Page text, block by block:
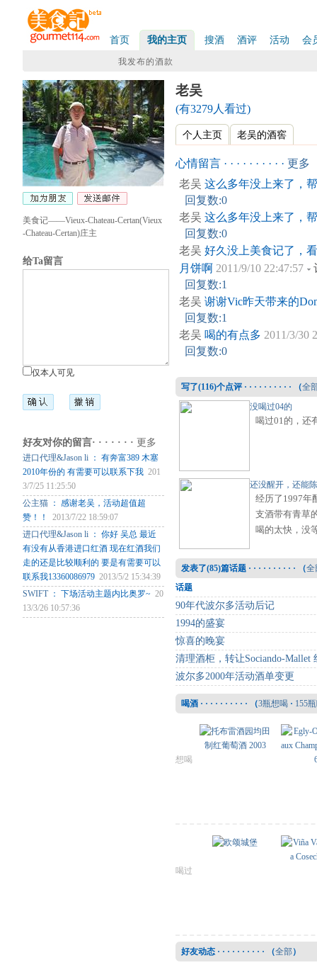
首页 我的主页 搜酒 酒评 活动 会
我发布的酒款
美食记——Vieux-Chateau-Certan(Vieux
-Chateau-Certan)庄主
给Ta留言
仅本人可见
好友对你的留言· · · · · · · 更多
进口代理&Jason li ： 有奔富389 木塞
2010年份的 有需要可以联系下我 201
3/7/25 11:25:50
公主猫 ： 感谢老吴，活动超值超
赞！！
2013/7/22 18:59:07
进口代理&Jason li ： 你好 吴总 最近
有没有从香港进口红酒 现在红酒我们
走的还是比较顺利的 要是有需要可以
联系我13360086979 2013/5/2 15:34:39
SWIFT： 下场活动主题内比奥罗~ 20
13/3/26 10:57:36
老吴
(有3279人看过)
个人主页 老吴的酒窖
心情留言 · · · · · · · · · · 更多
老吴 这么多年没上来了，
回复数:0
老吴 这么多年没上来了，
回复数:0
老吴 好久没上美食记了，
月饼啊 2011/9/10 22:47:57
回复数:1
老吴 谢谢Vic昨天带来的
回复数:1
老吴 喝的有点多 2011/3/30
回复数:0
写了(116)个点评 · · · · · · · · · · （全
没喝过04的
喝过01的，还
还没醒开，还能
经历了1997年
支酒带有青草
喝的太快，没
发表了(85)篇话题 · · · · · · · · · · （全
话题
90年代波尔多活动后记
1994的盛宴
惊喜的晚宴
清理酒柜，转让Sociando-Mallet
波尔多2000年活动酒单变更
喝酒 · · · · · · · · · · （3瓶想喝 · 155
想喝
喝过
好友动态 · · · · · · · · · · （全部）